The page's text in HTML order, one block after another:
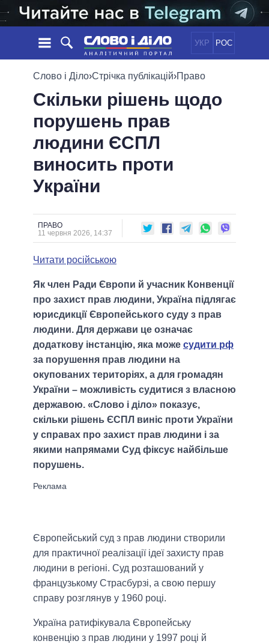
УКР РОС
НОВИНИ
СТРІЧКА
ПОДІЇ
СТАТТІ
ДУМКИ
ОГЛЯДИ
ДАЙДЖЕСТИ
ПОЛІТИКА
ЕКОНОМІКА
СУСПІЛЬСТВО
ОБIЦЯНКИ
ПОЛIТИКИ
УСІ ПОЛІТИКИ
ПРЕЗИДЕНТ І ОФІС
ВЕРХОВНА РАДА
ГОЛОВИ ОБЛАДМІНІСТРАЦІЙ
МЕРИ МІСТ
ВСІ ПЕРСОНИ
ПОРІВНЯННЯ ПОЛІТИКІВ
Слово і Діло›Стрічка публікацій›Право
Скільки рішень щодо
порушень прав
людини ЄСПЛ
виносить проти
України
ПРАВО
11 червня 2026, 14:37
Читати російською
Як член Ради Європи й учасник Конвенції
про захист прав людини, Україна підлягає
юрисдикції Європейського суду з прав
людини. Для держави це означає
додаткову інстанцію, яка може судити рф
за порушення прав людини на
окупованих територіях, а для громадян
України – можливість судитися з власною
державою. «Слово і діло» показує,
скільки рішень ЄСПЛ виніс проти України
у справах про захист прав людини і за
якими напрямами Суд фіксує найбільше
порушень.
Європейський суд з прав людини створили
для практичної реалізації ідеї захисту прав
людини в регіоні. Суд розташований у
французькому Страсбурзі, а свою першу
справу розглянув у 1960 році.
Україна ратифікувала Європейську
конвенцію з прав людини у 1997 році й